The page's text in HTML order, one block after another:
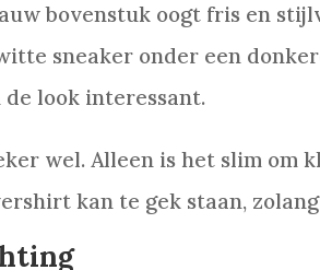
bovenstuk oogt fris en
sneaker onder een
look interessant.
wel. Alleen is het slim om
kan te gek staan,